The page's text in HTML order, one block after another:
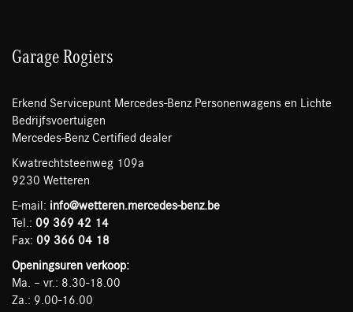
Garage Rogiers
Erkend Servicepunt Mercedes-Benz Personenwagens en Lichte
Bedrijfsvoertuigen
Mercedes-Benz Certified dealer
Kwatrechtsteenweg 109a
9230 Wetteren
E-mail: info@wetteren.mercedes-benz.be
Tel.: 09 369 42 14
Fax: 09 366 04 18
Openingsuren verkoop:
Ma. – vr.: 8.30-18.00
Za.: 9.00-16.00